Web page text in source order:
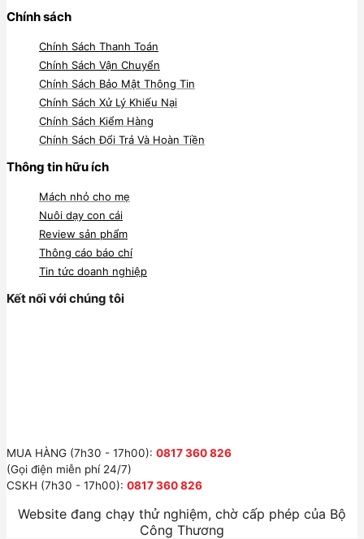
Chính sách
Chính Sách Thanh Toán
Chính Sách Vận Chuyển
Chính Sách Bảo Mật Thông Tin
Chính Sách Xử Lý Khiếu Nại
Chính Sách Kiểm Hàng
Chính Sách Đổi Trả Và Hoàn Tiền
Thông tin hữu ích
Mách nhỏ cho mẹ
Nuôi dạy con cái
Review sản phẩm
Thông cáo báo chí
Tin tức doanh nghiệp
Kết nối với chúng tôi
MUA HÀNG (7h30 - 17h00): 0817 360 826
(Gọi điện miễn phí 24/7)
CSKH (7h30 - 17h00): 0817 360 826
Website đang chạy thử nghiệm, chờ cấp phép của Bộ
Công Thương